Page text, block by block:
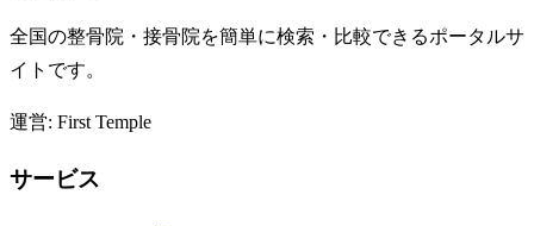
全国の整骨院・接骨院を簡単に検索・比較できるポータルサ
イトです。
運営: First Temple
サービス